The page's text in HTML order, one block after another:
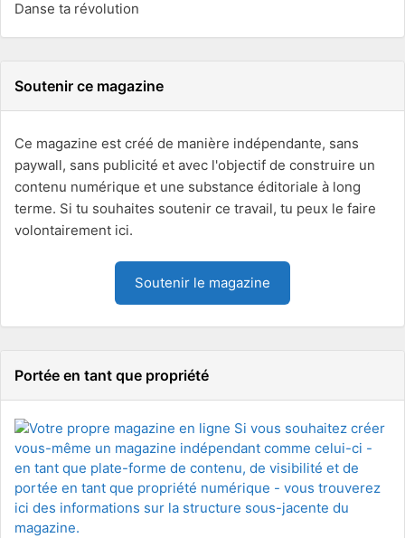
Danse ta révolution
Soutenir ce magazine
Ce magazine est créé de manière indépendante, sans
paywall, sans publicité et avec l'objectif de construire un
contenu numérique et une substance éditoriale à long
terme. Si tu souhaites soutenir ce travail, tu peux le faire
volontairement ici.
Soutenir le magazine
Portée en tant que propriété